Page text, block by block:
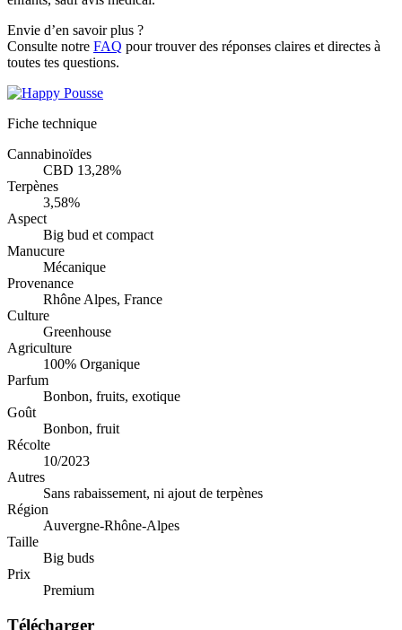
Envie d’en savoir plus ?
Consulte notre FAQ pour trouver des réponses claires et directes à
toutes tes questions.
Fiche technique
Cannabinoïdes
CBD 13,28%
Terpènes
3,58%
Aspect
Big bud et compact
Manucure
Mécanique
Provenance
Rhône Alpes, France
Culture
Greenhouse
Agriculture
100% Organique
Parfum
Bonbon, fruits, exotique
Goût
Bonbon, fruit
Récolte
10/2023
Autres
Sans rabaissement, ni ajout de terpènes
Région
Auvergne-Rhône-Alpes
Taille
Big buds
Prix
Premium
Télécharger